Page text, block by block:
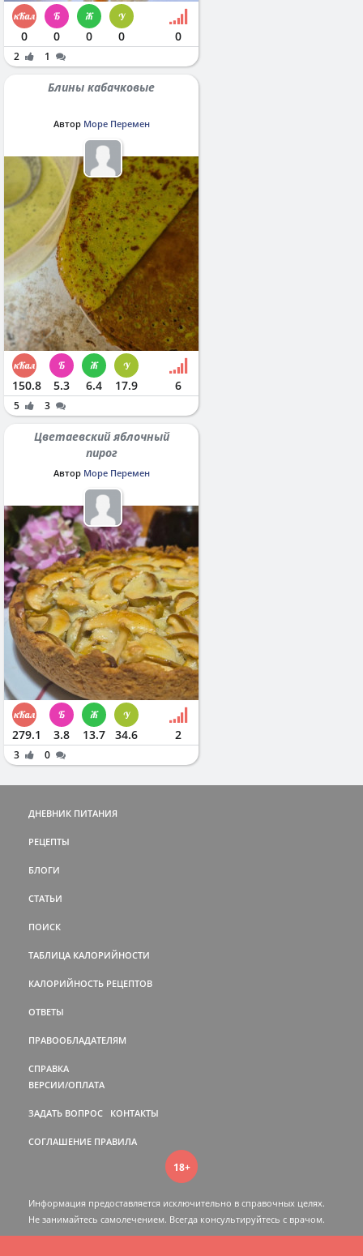
0 0 0 0 0
2 1
Блины кабачковые
Автор Море Перемен
150.8 5.3 6.4 17.9 6
5 3
Цветаевский яблочный
пирог
Автор Море Перемен
279.1 3.8 13.7 34.6 2
3 0
ДНЕВНИК ПИТАНИЯ
РЕЦЕПТЫ
БЛОГИ
СТАТЬИ
ПОИСК
ТАБЛИЦА КАЛОРИЙНОСТИ
КАЛОРИЙНОСТЬ РЕЦЕПТОВ
ОТВЕТЫ
ПРАВООБЛАДАТЕЛЯМ
СПРАВКА
ВЕРСИИ/ОПЛАТА
ЗАДАТЬ ВОПРОС КОНТАКТЫ
СОГЛАШЕНИЕ ПРАВИЛА
18+
Информация предоставляется исключительно в справочных целях.
Не занимайтесь самолечением. Всегда консультируйтесь c врачом.